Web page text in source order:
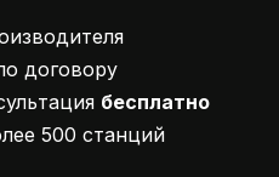
договору
бесплатно
500 станций